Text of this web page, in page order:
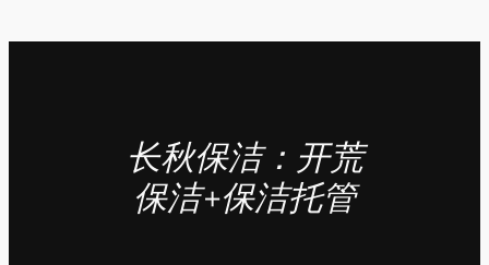
长秋保洁：开荒
保洁+保洁托管